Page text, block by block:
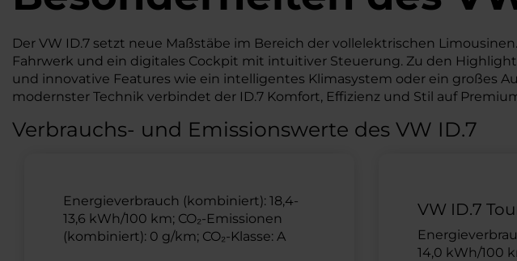
Der VW ID.7 setzt neue Maßstäbe im Bereich der vollelektrischen
Fahrwerk und ein digitales Cockpit mit intuitiver Steuerung. Zu den
und innovative Features wie ein intelligentes Klimasystem oder ein großes
modernster Technik verbindet der ID.7 Komfort, Effizienz und Stil auf
Verbrauchs- und Emissionswerte des VW ID.7
Energieverbrauch (kombiniert): 18,4-
13,6 kWh/100 km; CO₂-Emissionen
(kombiniert): 0 g/km; CO₂-Klasse: A
VW ID.7
14,0 kWh/100